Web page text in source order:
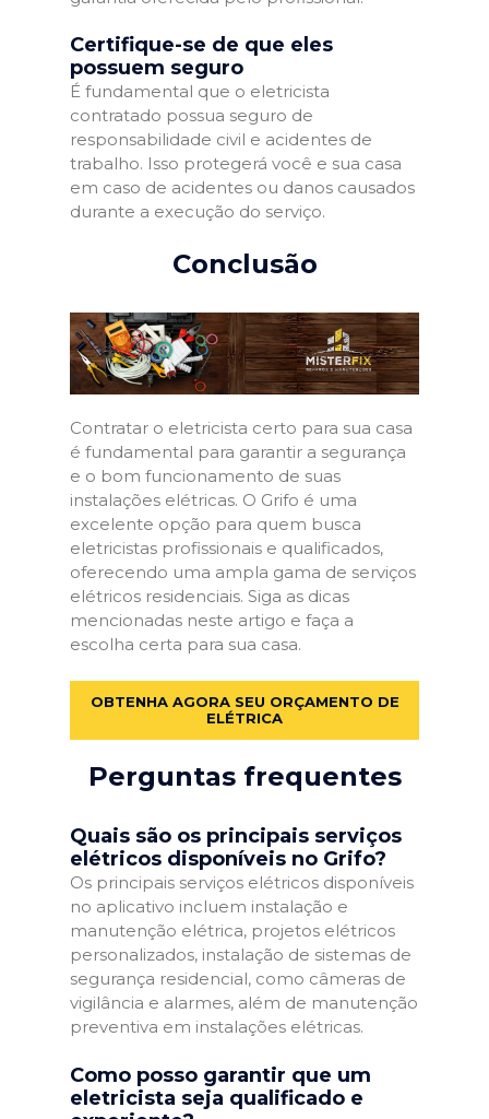
Certifique-se de que eles
possuem seguro
É fundamental que o eletricista
contratado possua seguro de
responsabilidade civil e acidentes de
trabalho. Isso protegerá você e sua casa
em caso de acidentes ou danos causados
durante a execução do serviço.
Conclusão
Contratar o eletricista certo para sua casa
é fundamental para garantir a segurança
e o bom funcionamento de suas
instalações elétricas. O Grifo é uma
excelente opção para quem busca
eletricistas profissionais e qualificados,
oferecendo uma ampla gama de serviços
elétricos residenciais. Siga as dicas
mencionadas neste artigo e faça a
escolha certa para sua casa.
OBTENHA AGORA SEU ORÇAMENTO DE
ELÉTRICA
Perguntas frequentes
Quais são os principais serviços
elétricos disponíveis no Grifo?
Os principais serviços elétricos disponíveis
no aplicativo incluem instalação e
manutenção elétrica, projetos elétricos
personalizados, instalação de sistemas de
segurança residencial, como câmeras de
vigilância e alarmes, além de manutenção
preventiva em instalações elétricas.
Como posso garantir que um
eletricista seja qualificado e